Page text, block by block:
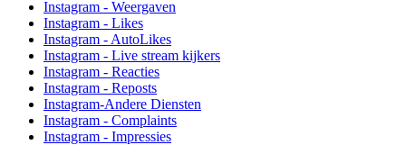
Instagram - Weergaven
Instagram - Likes
Instagram - AutoLikes
Instagram - Live stream kijkers
Instagram - Reacties
Instagram - Reposts
Instagram-Andere Diensten
Instagram - Complaints
Instagram - Impressies